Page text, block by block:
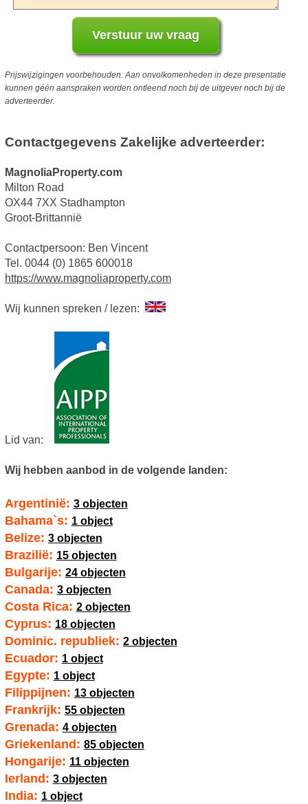
Prijswijzigingen voorbehouden. Aan onvolkomenheden in deze presentatie
kunnen géén aanspraken worden ontleend noch bij de uitgever noch bij de
adverteerder.
Contactgegevens Zakelijke adverteerder:
MagnoliaProperty.com
Milton Road
OX44 7XX Stadhampton
Groot-Brittannië
Contactpersoon: Ben Vincent
Tel. 0044 (0) 1865 600018
https://www.magnoliaproperty.com
Wij kunnen spreken / lezen:
Lid van:
Wij hebben aanbod in de volgende landen:
Argentinië: 3 objecten
Bahama`s: 1 object
Belize: 3 objecten
Brazilië: 15 objecten
Bulgarije: 24 objecten
Canada: 3 objecten
Costa Rica: 2 objecten
Cyprus: 18 objecten
Dominic. republiek: 2 objecten
Ecuador: 1 object
Egypte: 1 object
Filippijnen: 13 objecten
Frankrijk: 55 objecten
Grenada: 4 objecten
Griekenland: 85 objecten
Hongarije: 11 objecten
Ierland: 3 objecten
India: 1 object